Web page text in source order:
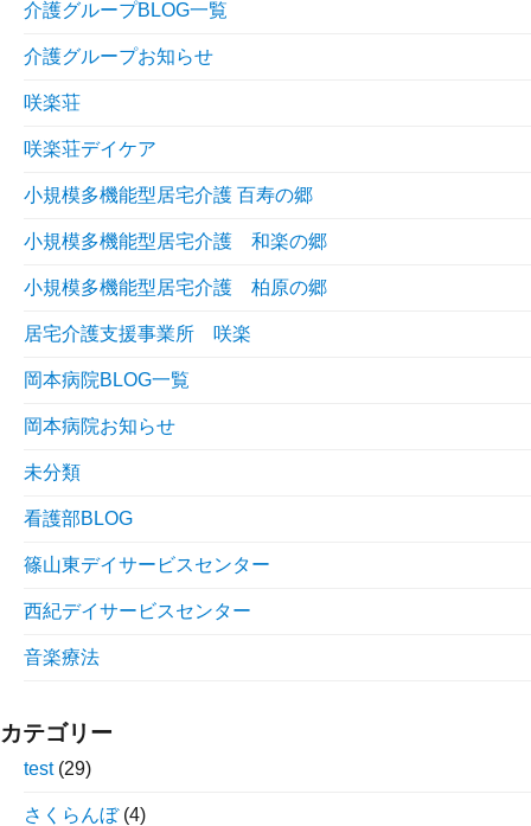
介護グループBLOG一覧
介護グループお知らせ
咲楽荘
咲楽荘デイケア
小規模多機能型居宅介護 百寿の郷
小規模多機能型居宅介護 和楽の郷
小規模多機能型居宅介護 柏原の郷
居宅介護支援事業所 咲楽
岡本病院BLOG一覧
岡本病院お知らせ
未分類
看護部BLOG
篠山東デイサービスセンター
西紀デイサービスセンター
音楽療法
カテゴリー
test(29)
さくらんぼ(4)